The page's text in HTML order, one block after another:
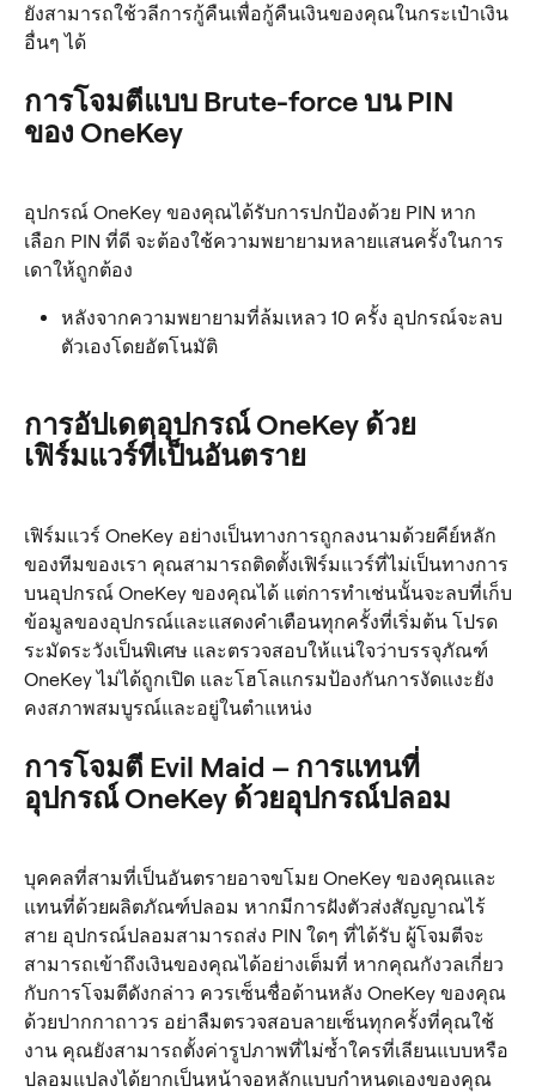
ยังสามารถใช้วลีการกู้คืนเพื่อกู้คืนเงินของคุณในกระเป๋าเงิน
อื่นๆ ได้
การโจมตีแบบ Brute-force บน PIN
ของ OneKey
อุปกรณ์ OneKey ของคุณได้รับการปกป้องด้วย PIN หาก
เลือก PIN ที่ดี จะต้องใช้ความพยายามหลายแสนครั้งในการ
เดาให้ถูกต้อง
หลังจากความพยายามที่ล้มเหลว 10 ครั้ง อุปกรณ์จะลบ
ตัวเองโดยอัตโนมัติ
การอัปเดตอุปกรณ์ OneKey ด้วย
เฟิร์มแวร์ที่เป็นอันตราย
เฟิร์มแวร์ OneKey อย่างเป็นทางการถูกลงนามด้วยคีย์หลัก
ของทีมของเรา คุณสามารถติดตั้งเฟิร์มแวร์ที่ไม่เป็นทางการ
บนอุปกรณ์ OneKey ของคุณได้ แต่การทำเช่นนั้นจะลบที่เก็บ
ข้อมูลของอุปกรณ์และแสดงคำเตือนทุกครั้งที่เริ่มต้น โปรด
ระมัดระวังเป็นพิเศษ และตรวจสอบให้แน่ใจว่าบรรจุภัณฑ์
OneKey ไม่ได้ถูกเปิด และโฮโลแกรมป้องกันการงัดแงะยัง
คงสภาพสมบูรณ์และอยู่ในตำแหน่ง
การโจมตี Evil Maid – การแทนที่
อุปกรณ์ OneKey ด้วยอุปกรณ์ปลอม
บุคคลที่สามที่เป็นอันตรายอาจขโมย OneKey ของคุณและ
แทนที่ด้วยผลิตภัณฑ์ปลอม หากมีการฝังตัวส่งสัญญาณไร้
สาย อุปกรณ์ปลอมสามารถส่ง PIN ใดๆ ที่ได้รับ ผู้โจมตีจะ
สามารถเข้าถึงเงินของคุณได้อย่างเต็มที่ หากคุณกังวลเกี่ยว
กับการโจมตีดังกล่าว ควรเซ็นชื่อด้านหลัง OneKey ของคุณ
ด้วยปากกาถาวร อย่าลืมตรวจสอบลายเซ็นทุกครั้งที่คุณใช้
งาน คุณยังสามารถตั้งค่ารูปภาพที่ไม่ซ้ำใครที่เลียนแบบหรือ
ปลอมแปลงได้ยากเป็นหน้าจอหลักแบบกำหนดเองของคุณ